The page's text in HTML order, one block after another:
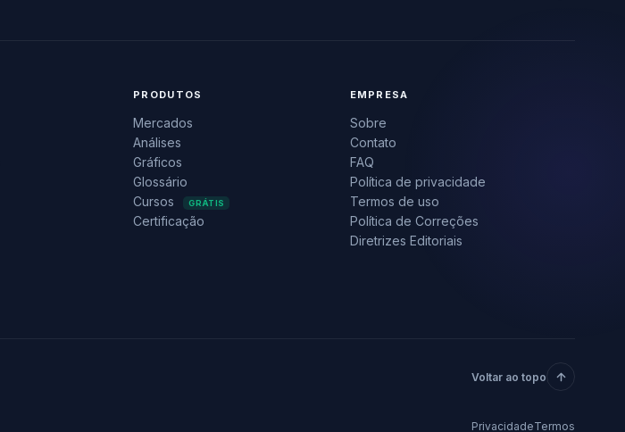
PRODUTOS
Mercados
Análises
Gráficos
Glossário
Cursos
GRÁTIS
Certificação
EMPRESA
Sobre
Contato
FAQ
Política de privacidade
Termos de uso
Política de Correções
Diretrizes Editoriais
Voltar ao topo
PrivacidadeTermos